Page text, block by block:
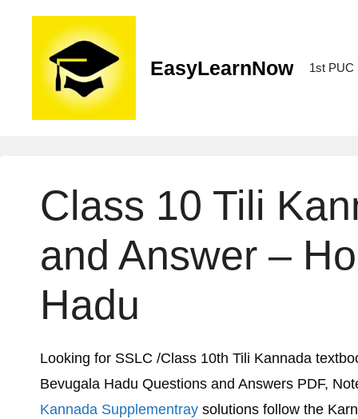
EasyLearnNow 1st PUC
Class 10 Tili
and Answer –
Hadu
Looking for SSLC /Class 10th Tili Kannada
Bevugala Hadu Questions and Answers PDF,
Kannada Supplementray solutions follow the